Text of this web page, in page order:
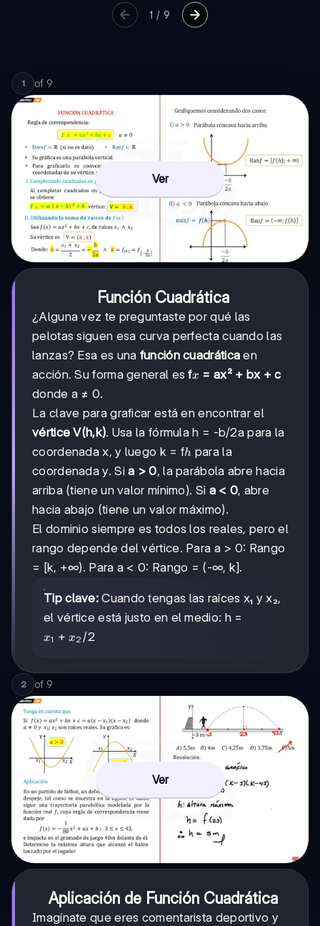
1 /9
1 of 9
Ver
Función Cuadrática
¿Alguna vez te preguntaste por qué las
pelotas siguen esa curva perfecta cuando las
lanzas? Esa es una función cuadrática en
acción. Su forma general esfx
x = ax² + bx + c
donde a ≠ 0.
La clave para graficar está en encontrar el
vértice V(h,k). Usa la fórmula h = -b/2a para la
coordenada x, y luego k = fh
h para la
coordenada y. Sia > 0, la parábola abre hacia
arriba (tiene un valor mínimo). Si a < 0, abre
hacia abajo (tiene un valor máximo).
El dominio siempre es todos los reales, pero el
rango depende del vértice. Para a > 0: Rango
= [k, +∞). Para a < 0: Rango = (-∞, k].
Tip clave: Cuando tengas las raíces x₁ y x₂,
el vértice está justo en el medio: h =
x₁
x1 + x2 /2
2 of 9
Ver
Aplicación de Función Cuadrática
Imagínate que eres comentarista deportivo y